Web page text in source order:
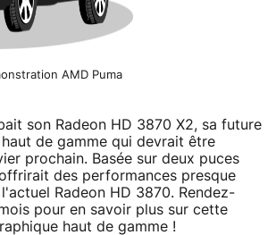
AMD Puma
son Radeon HD 3870 X2, sa future
de gamme qui devrait être
prochain. Basée sur deux puces
des performances presque
Radeon HD 3870. Rendez-
pour en savoir plus sur cette
haut de gamme !